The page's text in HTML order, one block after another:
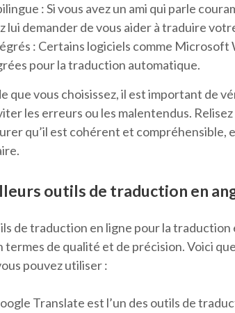
: Si vous avez un ami qui parle
lui demander de vous aider à traduire
: Certains logiciels comme Microsoft
pour la traduction automatique.
que vous choisissez, il est important de
les erreurs ou les malentendus.
qu’il est cohérent et compréhensible,
outils de traduction en
de traduction en ligne pour la traduction
termes de qualité et de précision. Voici
pouvez utiliser :
Translate est l’un des outils de